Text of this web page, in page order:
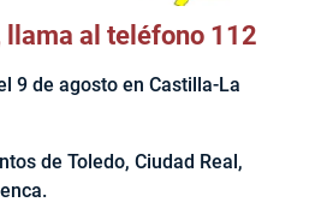
llama al teléfono 112
9 de agosto en Castilla-La
de Toledo, Ciudad Real,